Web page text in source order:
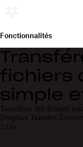
Fonctionnalités
fichiers
simple
Transférez des fichiers
Dropbox Transfer.
2 Go.